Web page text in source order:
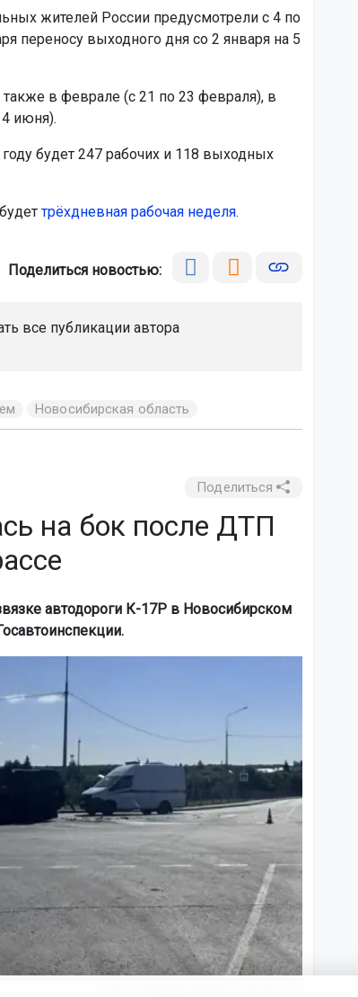
жителей России предусмотрели с 4 по
переносу выходного дня со 2 января на 5
в феврале (с 21 по 23 февраля), в
июня).
будет 247 рабочих и 118 выходных
трёхдневная рабочая неделя.
Поделиться новостью:
все публикации автора
Новосибирская область
Поделиться
на бок после ДТП
автодороги К-17Р в Новосибирском